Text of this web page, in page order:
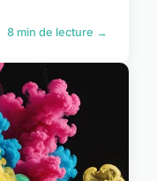
8 min de lecture →